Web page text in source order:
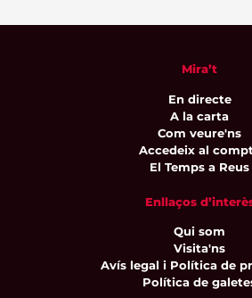
Mira’t
En directe
A la carta
Com veure'ns
Accedeix al
El Temps a Reus
Enllaços
Qui som
Visita'ns
Avís legal i Política de
Política de